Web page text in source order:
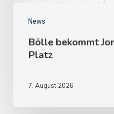
News
Bölle bekommt
Platz
7. August 2026